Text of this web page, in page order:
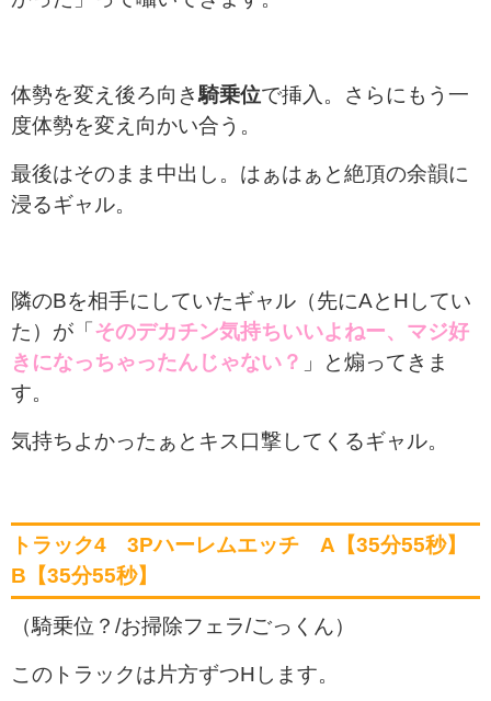
体勢を変え後ろ向き騎乗位で挿入。さらにもう一
度体勢を変え向かい合う。
最後はそのまま中出し。はぁはぁと絶頂の余韻に
浸るギャル。
隣のBを相手にしていたギャル（先にAとHしてい
た）が「 そのデカチン気持ちいいよねー、マジ好
きになっちゃったんじゃない？ 」と煽ってきま
す。
気持ちよかったぁとキス口撃してくるギャル。
トラック4 3Pハーレムエッチ A【35分55秒】
B【35分55秒】
（騎乗位？/お掃除フェラ/ごっくん）
このトラックは片方ずつHします。